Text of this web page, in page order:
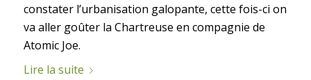
constater l’urbanisation galopante, cette fois-ci on
va aller goûter la Chartreuse en compagnie de
Atomic Joe.
Lire la suite